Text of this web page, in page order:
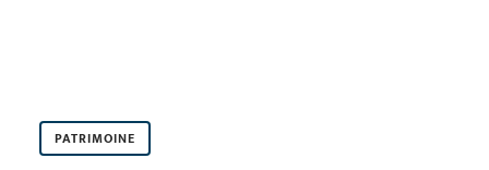
PATRIMOINE